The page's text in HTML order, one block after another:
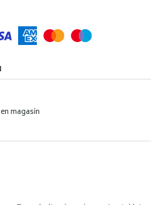
magasin